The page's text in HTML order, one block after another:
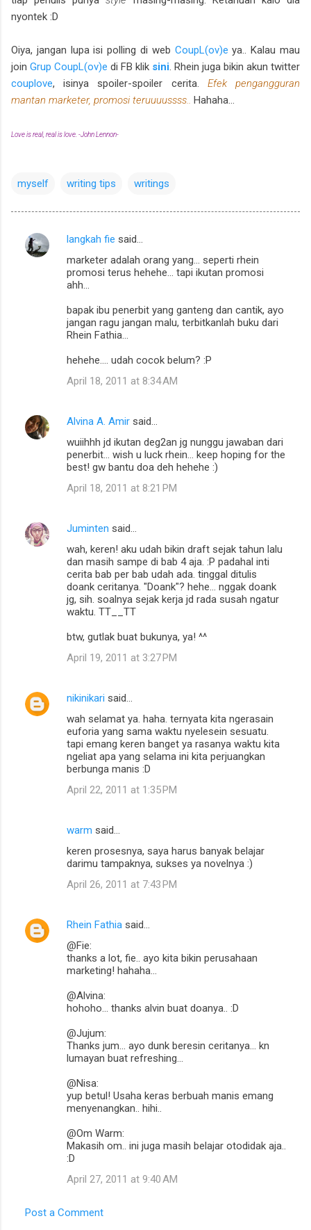
nyontek :D
Oiya, jangan lupa isi polling di web CoupL(ov)e ya.. Kalau mau
join Grup CoupL(ov)e di FB klik sini . Rhein juga bikin akun twitter
couplove, isinya spoiler-spoiler cerita. Efek pengangguran
mantan marketer, promosi teruuuussss.. Hahaha...
Love is real, real is love. -John Lennon-
myself writing tips writings
C
langkah fie said…
marketer adalah orang yang... seperti rhein
promosi terus hehehe... tapi ikutan promosi
ahh...
bapak ibu penerbit yang ganteng dan cantik, ayo
jangan ragu jangan malu, terbitkanlah buku dari
Rhein Fathia...
hehehe.... udah cocok belum? :P
April 18, 2011 at 8:34 AM
Alvina A. Amir said…
wuiihhh jd ikutan deg2an jg nunggu jawaban dari
penerbit... wish u luck rhein... keep hoping for the
best! gw bantu doa deh hehehe :)
April 18, 2011 at 8:21 PM
Juminten said…
wah, keren! aku udah bikin draft sejak tahun lalu
dan masih sampe di bab 4 aja. :P padahal inti
cerita bab per bab udah ada. tinggal ditulis
doank ceritanya. "Doank"? hehe... nggak doank
jg, sih. soalnya sejak kerja jd rada susah ngatur
waktu. TT__TT
btw, gutlak buat bukunya, ya! ^^
April 19, 2011 at 3:27 PM
nikinikari said…
wah selamat ya. haha. ternyata kita ngerasain
euforia yang sama waktu nyelesein sesuatu.
tapi emang keren banget ya rasanya waktu kita
ngeliat apa yang selama ini kita perjuangkan
berbunga manis :D
April 22, 2011 at 1:35 PM
warm said…
keren prosesnya, saya harus banyak belajar
darimu tampaknya, sukses ya novelnya :)
April 26, 2011 at 7:43 PM
Rhein Fathia said…
@Fie:
thanks a lot, fie.. ayo kita bikin perusahaan
marketing! hahaha...
@Alvina:
hohoho... thanks alvin buat doanya.. :D
@Jujum:
Thanks jum... ayo dunk beresin ceritanya... kn
lumayan buat refreshing...
@Nisa:
yup betul! Usaha keras berbuah manis emang
menyenangkan.. hihi..
@Om Warm:
Makasih om.. ini juga masih belajar otodidak aja..
:D
April 27, 2011 at 9:40 AM
Post a Comment